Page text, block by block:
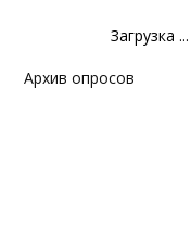
Загрузка ...
Архив опросов